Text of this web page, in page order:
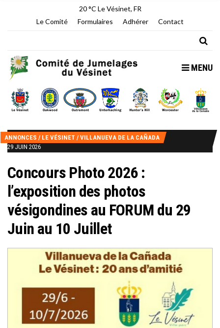
20 °C Le Vésinet, FR
Le Comité
Formulaires Adhérer Contact
MENU
ANNONCES / LE VÉSINET / VILLANUEVA DE LA CAÑADA
29 JUIN 2026
Concours Photo 2026 :
l’exposition des photos
vésigondines au FORUM du 29
Juin au 10 Juillet